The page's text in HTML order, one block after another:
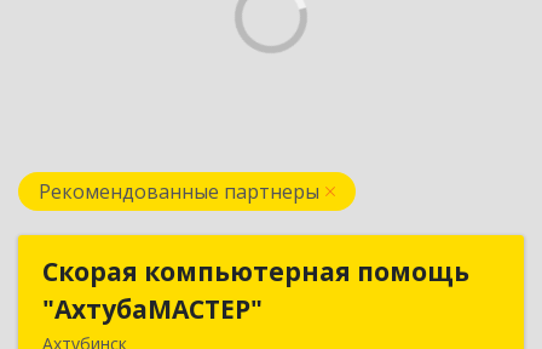
Рекомендованные партнеры
Скорая компьютерная помощь
"АхтубаМАСТЕР"
Ахтубинск
Скорая компьютерная помощь